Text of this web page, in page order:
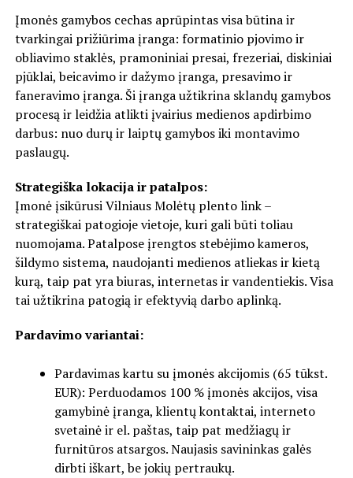
Įmonės gamybos cechas aprūpintas visa būtina ir
tvarkingai prižiūrima įranga: formatinio pjovimo ir
obliavimo staklės, pramoniniai presai, frezeriai, diskiniai
pjūklai, beicavimo ir dažymo įranga, presavimo ir
faneravimo įranga. Ši įranga užtikrina sklandų gamybos
procesą ir leidžia atlikti įvairius medienos apdirbimo
darbus: nuo durų ir laiptų gamybos iki montavimo
paslaugų.
Strategiška lokacija ir patalpos:
Įmonė įsikūrusi Vilniaus Molėtų plento link –
strategiškai patogioje vietoje, kuri gali būti toliau
nuomojama. Patalpose įrengtos stebėjimo kameros,
šildymo sistema, naudojanti medienos atliekas ir kietą
kurą, taip pat yra biuras, internetas ir vandentiekis. Visa
tai užtikrina patogią ir efektyvią darbo aplinką.
Pardavimo variantai:
Pardavimas kartu su įmonės akcijomis (65 tūkst.
EUR): Perduodamos 100 % įmonės akcijos, visa
gamybinė įranga, klientų kontaktai, interneto
svetainė ir el. paštas, taip pat medžiagų ir
furnitūros atsargos. Naujasis savininkas galės
dirbti iškart, be jokių pertraukų.